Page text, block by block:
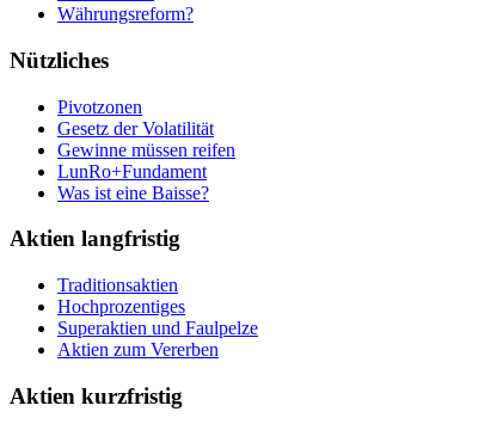
Währungsreform?
Nützliches
Pivotzonen
Gesetz der Volatilität
Gewinne müssen reifen
LunRo+Fundament
Was ist eine Baisse?
Aktien langfristig
Traditionsaktien
Hochprozentiges
Superaktien und Faulpelze
Aktien zum Vererben
Aktien kurzfristig